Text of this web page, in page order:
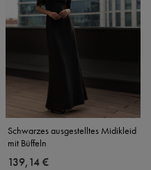
Schwarzes ausgestelltes Midikleid
mit Büffeln
139,14 €